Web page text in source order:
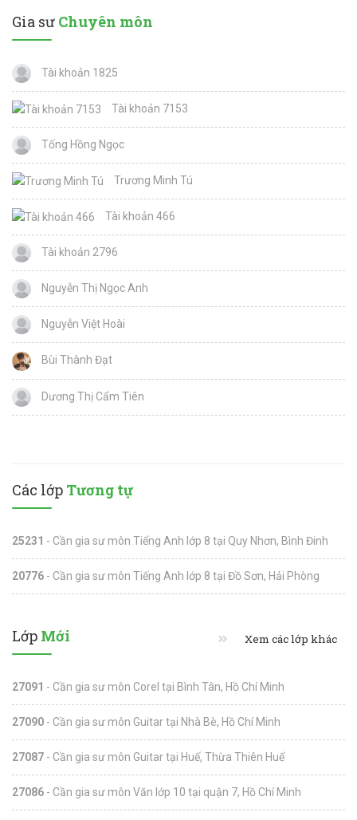
Gia sư Chuyên môn
Tài khoản 1825
Tài khoản 7153
Tống Hồng Ngọc
Trương Minh Tú
Tài khoản 466
Tài khoản 2796
Nguyễn Thị Ngọc Anh
Nguyễn Việt Hoài
Bùi Thành Đạt
Dương Thị Cẩm Tiên
Các lớp Tương tự
25231 - Cần gia sư môn Tiếng Anh lớp 8 tại Quy Nhơn, Bình Đinh
20776 - Cần gia sư môn Tiếng Anh lớp 8 tại Đồ Sơn, Hải Phòng
Lớp Mới Xem các lớp khác
27091 - Cần gia sư môn Corel tại Bình Tân, Hồ Chí Minh
27090 - Cần gia sư môn Guitar tại Nhà Bè, Hồ Chí Minh
27087 - Cần gia sư môn Guitar tại Huế, Thừa Thiên Huế
27086 - Cần gia sư môn Văn lớp 10 tại quận 7, Hồ Chí Minh